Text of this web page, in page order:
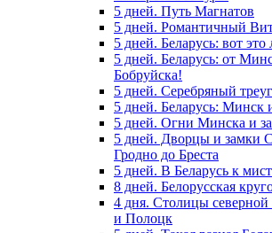
5 дней. Путь Магнатов
5 дней. Романтичный
5 дней. Беларусь: вот
5 дней. Беларусь: от
Бобруйска!
5 дней. Серебряный
5 дней. Беларусь: Минск
5 дней. Огни Минска и
5 дней. Дворцы и замки
Гродно до Бреста
5 дней. В Беларусь к
8 дней. Белорусская
4 дня. Столицы северной
и Полоцк